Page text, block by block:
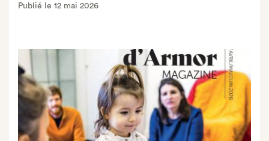
Publié le 12 mai 2026